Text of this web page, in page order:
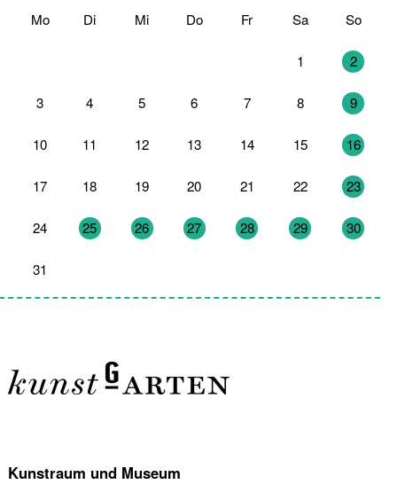
Mo Di Mi Do Fr Sa So
1 2
3 4 5 6 7 8 9
10 11 12 13 14 15 16
17 18 19 20 21 22 23
24 25 26 27 28 29 30
31
Kunstraum und Museum